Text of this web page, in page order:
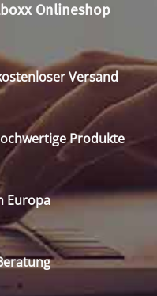
Onlineshop
Versand
Produkte
Europa